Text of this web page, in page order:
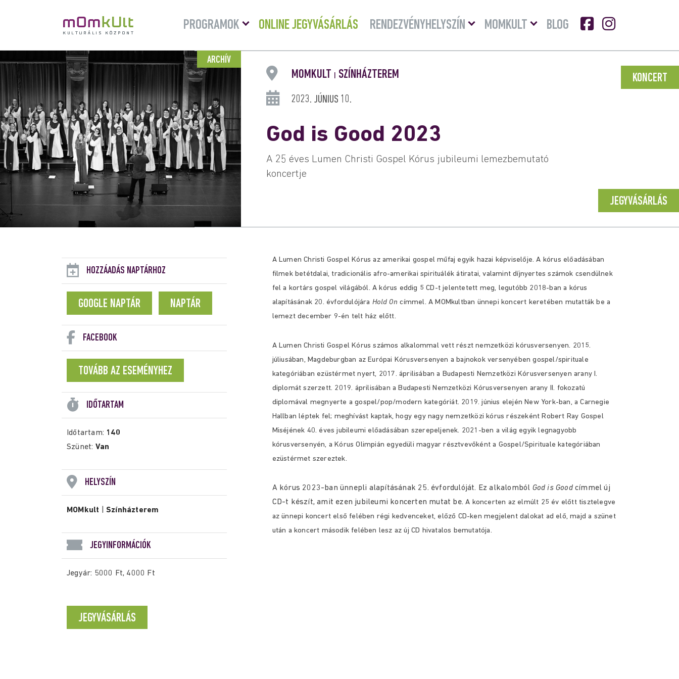
PROGRAMOK
Menü
lenyitása
ONLINE JEGYVÁSÁRLÁS RENDEZVÉNYHELYSZÍN
Menü
lenyitásaMOMKULT
Menü
lenyitása
BLOG
ARCHÍV
KONCERT
MOMKULT SZÍNHÁZTEREM
2023. JÚNIUS 10.
God is Good 2023
A 25 éves Lumen Christi Gospel Kórus jubileumi lemezbemutató
koncertje
JEGYVÁSÁRLÁS
HOZZÁADÁS NAPTÁRHOZ
GOOGLE NAPTÁR NAPTÁR
FACEBOOK
TOVÁBB AZ ESEMÉNYHEZ
IDŐTARTAM
Időtartam: 140
Szünet: Van
HELYSZÍN
MOMkult |Színházterem
JEGYINFORMÁCIÓK
Jegyár: 5000 Ft, 4000 Ft
JEGYVÁSÁRLÁS
A Lumen Christi Gospel Kórus az amerikai gospel műfaj egyik hazai képviselője. A kórus előadásában
filmek betétdalai, tradicionális afro-amerikai spirituálék átiratai, valamint díjnyertes számok csendülnek
fel a kortárs gospel világából. A kórus eddig 5 CD-t jelentetett meg, legutóbb 2018-ban a kórus
alapításának 20. évfordulójára Hold On címmel. A MOMkultban ünnepi koncert keretében mutatták be a
lemezt december 9-én telt ház előtt.
A Lumen Christi Gospel Kórus számos alkalommal vett részt nemzetközi kórusversenyen. 2015.
júliusában, Magdeburgban az Európai Kórusversenyen a bajnokok versenyében gospel/spirituale
kategóriában ezüstérmet nyert, 2017. áprilisában a Budapesti Nemzetközi Kórusversenyen arany I.
diplomát szerzett. 2019. áprilisában a Budapesti Nemzetközi Kórusversenyen arany II. fokozatú
diplomával megnyerte a gospel/pop/modern kategóriát. 2019. június elején New York-ban, a Carnegie
Hallban léptek fel; meghívást kaptak, hogy egy nagy nemzetközi kórus részeként Robert Ray Gospel
Miséjének 40. éves jubileumi előadásában szerepeljenek. 2021-ben a világ egyik legnagyobb
kórusversenyén, a Kórus Olimpián egyedüli magyar résztvevőként a Gospel/Spirituale kategóriában
ezüstérmet szereztek.
A kórus 2023-ban ünnepli alapításának 25. évfordulóját. Ez alkalomból God is Goodcímmel új
CD-t készít, amit ezen jubileumi koncerten mutat be. A koncerten az elmúlt 25 év előtt tisztelegve
az ünnepi koncert első felében régi kedvenceket, előző CD-ken megjelent dalokat ad elő, majd a szünet
után a koncert második felében lesz az új CD hivatalos bemutatója.